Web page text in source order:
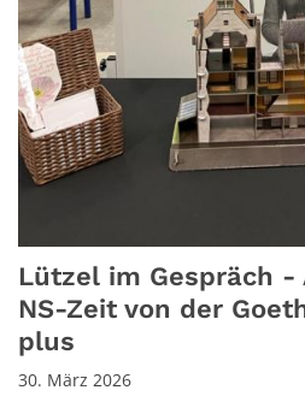
Lützel im Gespräch
NS-Zeit von der
plus
30. März 2026